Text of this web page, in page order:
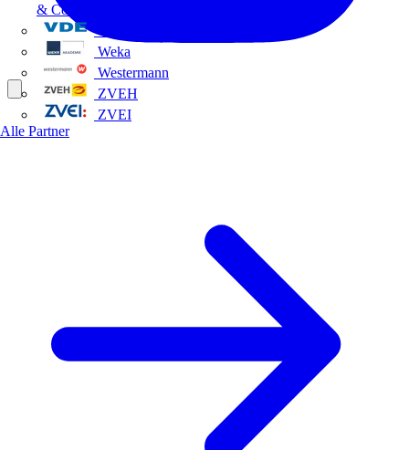
& Co. KG
Weka
Westermann
ZVEH
ZVEI
Alle Partner